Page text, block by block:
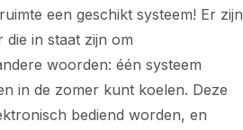
een geschikt systeem! Er zijn
in staat zijn om
woorden: één systeem
in de zomer kunt koelen. Deze
bediend worden, en